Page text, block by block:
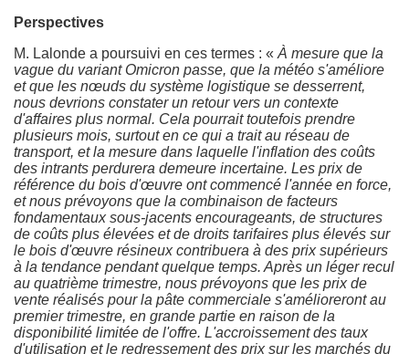
Perspectives
M. Lalonde a poursuivi en ces termes : « À mesure que la
vague du variant Omicron passe, que la météo s'améliore
et que les nœuds du système logistique se desserrent,
nous devrions constater un retour vers un contexte
d'affaires plus normal. Cela pourrait toutefois prendre
plusieurs mois, surtout en ce qui a trait au réseau de
transport, et la mesure dans laquelle l'inflation des coûts
des intrants perdurera demeure incertaine. Les prix de
référence du bois d'œuvre ont commencé l'année en force,
et nous prévoyons que la combinaison de facteurs
fondamentaux sous-jacents encourageants, de structures
de coûts plus élevées et de droits tarifaires plus élevés sur
le bois d'œuvre résineux contribuera à des prix supérieurs
à la tendance pendant quelque temps. Après un léger recul
au quatrième trimestre, nous prévoyons que les prix de
vente réalisés pour la pâte commerciale s'amélioreront au
premier trimestre, en grande partie en raison de la
disponibilité limitée de l'offre. L'accroissement des taux
d'utilisation et le redressement des prix sur les marchés du